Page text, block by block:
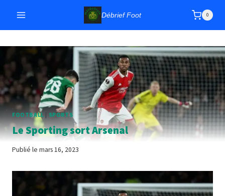
contenu
Débrief Foot 0
FOOTBALL | SPORTS
Le Sporting sort Arsenal
Publié le mars 16, 2023